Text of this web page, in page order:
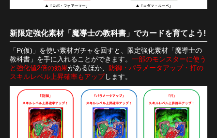
新限定強化素材「魔導士の教科書」でカードを育てよう!
「P(仮)」を使い素材ガチャを回すと、限定強化素材「魔導士の
教科書」を手に入れることができます。 一部のモンスターに使う
と強化値2倍の効果があるほか、 防御・パラメータアップ・打の
スキルレベル上昇確率もアップします。